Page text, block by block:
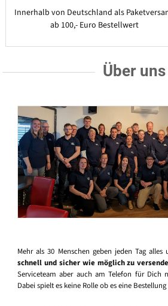
Innerhalb von Deutschland als
ab 100,- Euro Bestellwert
Über uns
Mehr als 30 Menschen geben jeden Tag alles
schnell und sicher wie möglich zu
Serviceteam aber auch am Telefon für Dich
Dabei spielt es keine Rolle ob es eine